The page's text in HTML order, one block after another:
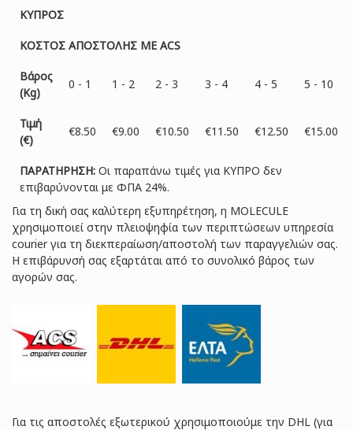
ΚΥΠΡΟΣ
ΚΟΣΤΟΣ ΑΠΟΣΤΟΛΗΣ ΜΕ ACS
ΠΑΡΑΤΗΡΗΣΗ: Oι παραπάνω τιμές για ΚΥΠΡΟ δεν
επιβαρύνονται με ΦΠΑ 24%.
Βάρος
(Kg)
0 - 1 1 - 2 2 - 3 3 - 4 4 - 5 5 - 10
Τιμή
(€)
€8.50 €9.00 €10.50 €11.50 €12.50 €15.00
Για τη δική σας καλύτερη εξυπηρέτηση, η MOLECULE
χρησιμοποιεί στην πλειοψηφία των περιπτώσεων υπηρεσία
courier για τη διεκπεραίωση/αποστολή των παραγγελιών σας.
Η επιβάρυνσή σας εξαρτάται από το συνολικό βάρος των
αγορών σας.
Για τις αποστολές εξωτερικού χρησιμοποιούμε την DHL (για